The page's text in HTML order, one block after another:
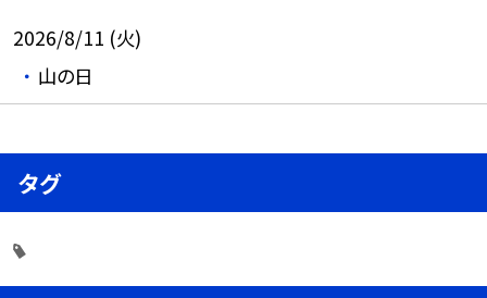
2026/8/11 (火)
山の日
タグ